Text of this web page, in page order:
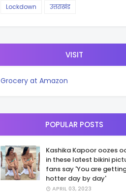
Lockdown
उत्तराखंड
VISIT
Grocery at Amazon
POPULAR POSTS
Kashika Kapoor oozes
in these latest bikini
fans say 'You are
hotter day by day'
APRIL 03, 2023